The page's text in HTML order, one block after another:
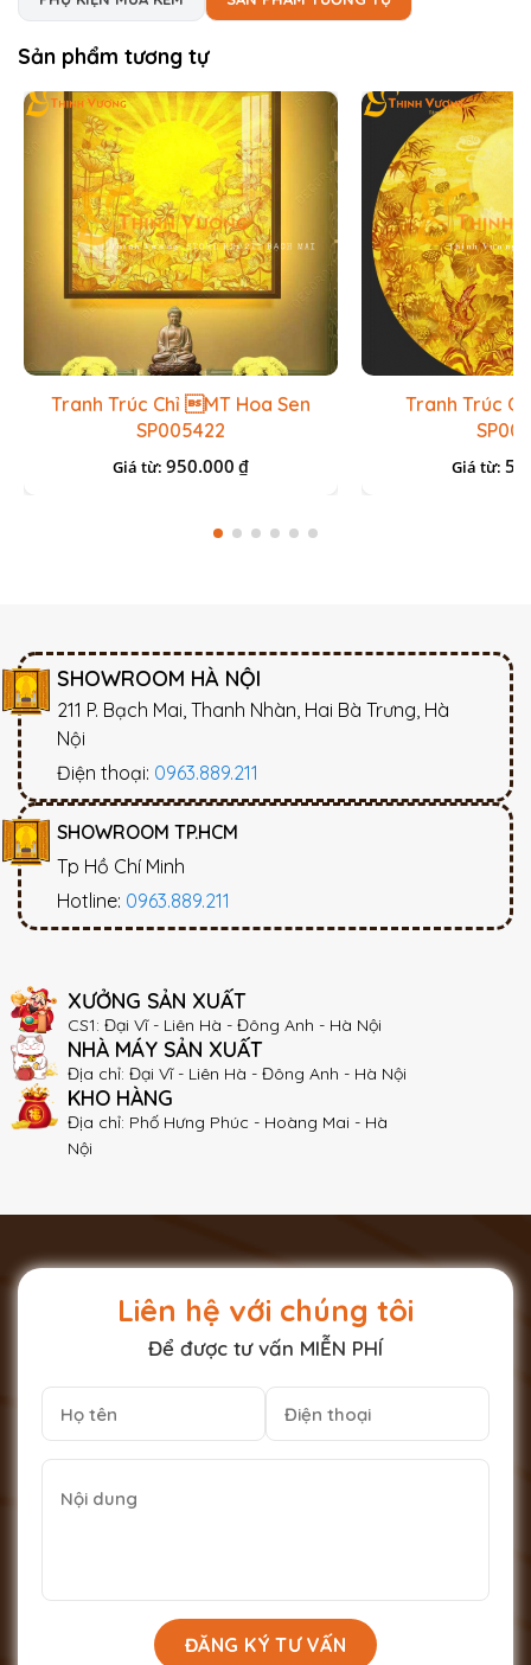
Sản phẩm tương tự
Tranh Trúc Chỉ MT Hoa Sen
SP005422
Giá từ:950.000 ₫
Tranh Trúc
Giá từ:
SHOWROOM HÀ NỘI
211 P. Bạch Mai, Thanh Nhàn, Hai Bà Trưng, Hà
Nội
Điện thoại: 0963.889.211
SHOWROOM TP.HCM
Tp Hồ Chí Minh
Hotline: 0963.889.211
XƯỞNG SẢN XUẤT
CS1: Đại Vĩ - Liên Hà - Đông Anh - Hà Nội
NHÀ MÁY SẢN XUẤT
Địa chỉ: Đại Vĩ - Liên Hà - Đông Anh - Hà Nội
KHO HÀNG
Địa chỉ: Phố Hưng Phúc - Hoàng Mai - Hà
Nội
Liên hệ với chúng tôi
Để được tư vấn MIỄN PHÍ